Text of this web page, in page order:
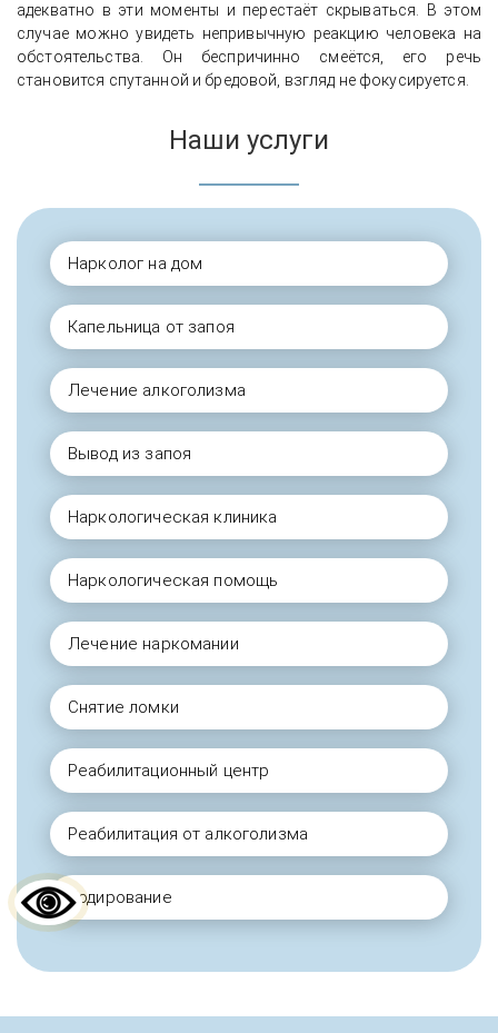
адекватно в эти моменты и перестаёт скрываться. В этом
случае можно увидеть непривычную реакцию человека на
обстоятельства. Он беспричинно смеётся, его речь
становится спутанной и бредовой, взгляд не фокусируется.
Наши услуги
Нарколог на дом
Капельница от запоя
Лечение алкоголизма
Вывод из запоя
Наркологическая клиника
Наркологическая помощь
Лечение наркомании
Снятие ломки
Реабилитационный центр
Реабилитация от алкоголизма
Кодирование